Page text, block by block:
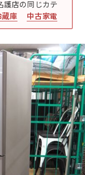
護店の同じカテ
蔵庫 中古家電